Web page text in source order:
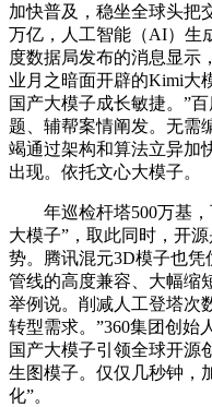
加快普及，稳坐全球头把
万亿，人工智能（AI）生
度数据局发布的消息显示
业月之暗面开辟的Kimi大
国产大模子成长敏捷。”
题、辅帮案情阐发。无需
竭通过架构和算法立异加
出现。依托文心大模子。
年巡检杆塔500万基，
大模子”，取此同时，开
势。腾讯混元3D模子也
管线的高度兼容、大幅缩
举例说。削减人工登塔次
转型需求。”360集团创始
国产大模子引领全球开源
生图模子。仅仅几秒钟，
化”。